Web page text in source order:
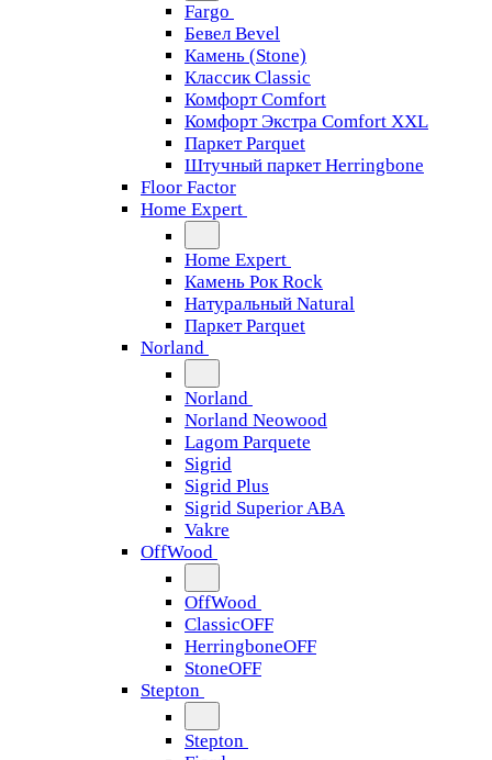
Fargo
Бевел Bevel
Камень (Stone)
Классик Classic
Комфорт Comfort
Комфорт Экстра Comfort XXL
Паркет Parquet
Штучный паркет Herringbone
Floor Factor
Home Expert
Home Expert
Камень Рок Rock
Натуральный Natural
Паркет Parquet
Norland
Norland
Norland Neowood
Lagom Parquete
Sigrid
Sigrid Plus
Sigrid Superior ABA
Vakre
OffWood
OffWood
ClassicOFF
HerringboneOFF
StoneOFF
Stepton
Stepton